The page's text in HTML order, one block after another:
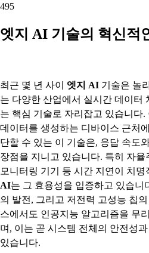
495
엣지 AI 기술의 혁신적
최근 몇 년 사이 엣지 AI 기술은 놀
는 다양한 산업에서 실시간 데이터
는 핵심 기술로 자리잡고 있습니다
데이터를 생성하는 디바이스 근처
단할 수 있는 이 기술은, 응답 속도
장점을 지니고 있습니다. 특히 자
모니터링 기기 등 시간 지연이 치명
AI는 그 효용성을 입증하고 있습니
의 발전, 그리고 저전력 고성능 칩
스에서도 인공지능 알고리즘을 무
며, 이는 곧 시스템 전체의 안전성
있습니다.